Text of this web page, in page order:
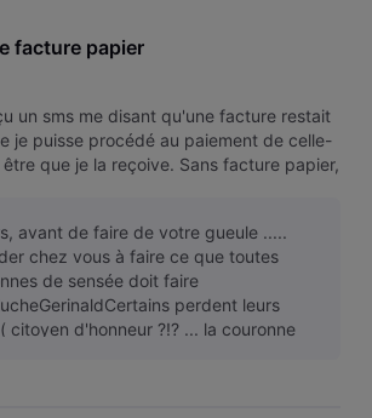
facture papier
un sms me disant qu'une facture restait
je puisse procédé au paiement de celle-
que je la reçoive. Sans facture papier,
avant de faire de votre gueule .....
chez vous à faire ce que toutes
de sensée doit faire
perdent leurs
citoyen d'honneur ?!? ... la couronne